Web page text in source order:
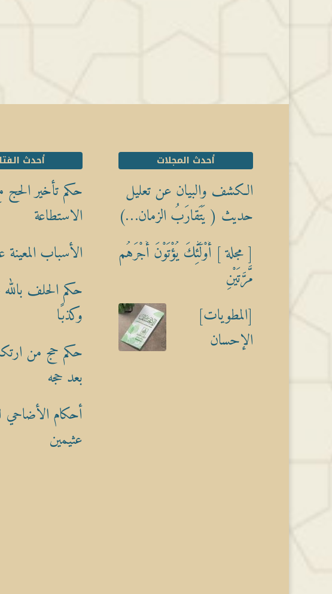
أحدث المجلات
الكشف والبيان عن تعليل
حديث ( يَتَقارَبُ الزمان…)
[ مجلة ] أُوْلَٰٓئِكَ يُؤْتَوْنَ أَجْرَهُم
مَّرَّتَيْنِ
[المطويات]
الإحسان
أحدث
حكم تأخير الحج
الاستطاعة
الأسباب المعينة
حكم الحلف
وكذبًا
حكم حج من
بعد حجه
أحكام الأضاحي
عثيمين